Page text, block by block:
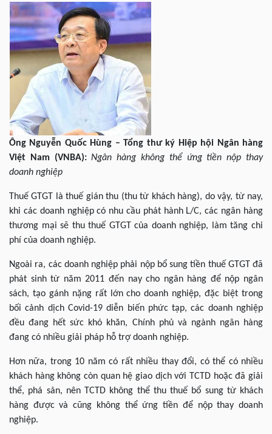
Ông Nguyễn Quốc Hùng – Tổng thư ký Hiệp hội Ngân hàng
Việt Nam (VNBA): Ngân hàng không thể ứng tiền nộp thay
doanh nghiệp
Thuế GTGT là thuế gián thu (thu từ khách hàng), do vậy, từ nay,
khi các doanh nghiệp có nhu cầu phát hành L/C, các ngân hàng
thương mại sẽ thu thuế GTGT của doanh nghiệp, làm tăng chi
phí của doanh nghiệp.
Ngoài ra, các doanh nghiệp phải nộp bổ sung tiền thuế GTGT đã
phát sinh từ năm 2011 đến nay cho ngân hàng để nộp ngân
sách, tạo gánh nặng rất lớn cho doanh nghiệp, đặc biệt trong
bối cảnh dịch Covid-19 diễn biến phức tạp, các doanh nghiệp
đều đang hết sức khó khăn, Chính phủ và ngành ngân hàng
đang có nhiều giải pháp hỗ trợ doanh nghiệp.
Hơn nữa, trong 10 năm có rất nhiều thay đổi, có thể có nhiều
khách hàng không còn quan hệ giao dịch với TCTD hoặc đã giải
thể, phá sản, nên TCTD không thể thu thuế bổ sung từ khách
hàng được và cũng không thể ứng tiền để nộp thay doanh
nghiệp.